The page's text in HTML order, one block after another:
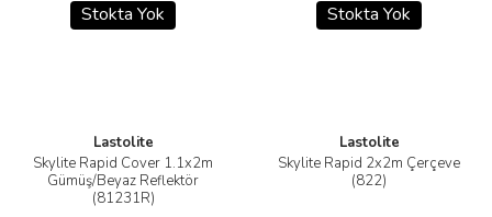
Stokta Yok
Lastolite
Skylite Rapid Cover 1.1x2m
Gümüş/Beyaz Reflektör
(81231R)
Stokta Yok
Lastolite
Skylite Rapid 2x2m Çerçeve
(822)